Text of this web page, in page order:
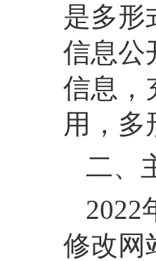
是多形
信息公
信息，
用，多
二、
2022
修改网